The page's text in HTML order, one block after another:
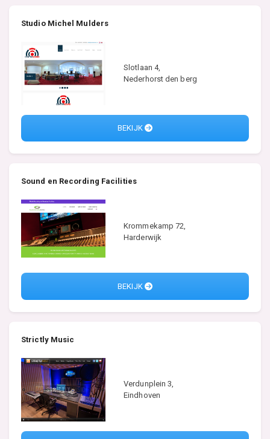
Studio Michel Mulders
Slotlaan 4,
Nederhorst den berg
BEKIJK
Sound en Recording Facilities
Krommekamp 72,
Harderwijk
BEKIJK
Strictly Music
Verdunplein 3,
Eindhoven